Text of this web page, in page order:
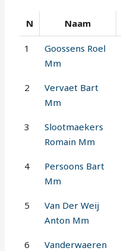
N Naam
1
Goossens Roel
Mm
2
Vervaet Bart
Mm
3
Slootmaekers
Romain Mm
4
Persoons Bart
Mm
5
Van Der Weij
Anton Mm
6
Vanderwaeren